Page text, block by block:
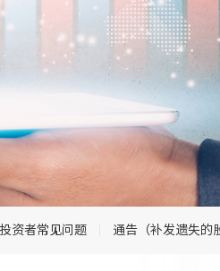
投资者常见问题 通告（补发遗失的